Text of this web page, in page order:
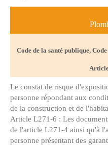
Code de la santé publique,
Le constat de risque
personne répondant aux
de la construction et de
Article L271-6 : Les
de l'article L271-4 ainsi qu'à
personne présentant des